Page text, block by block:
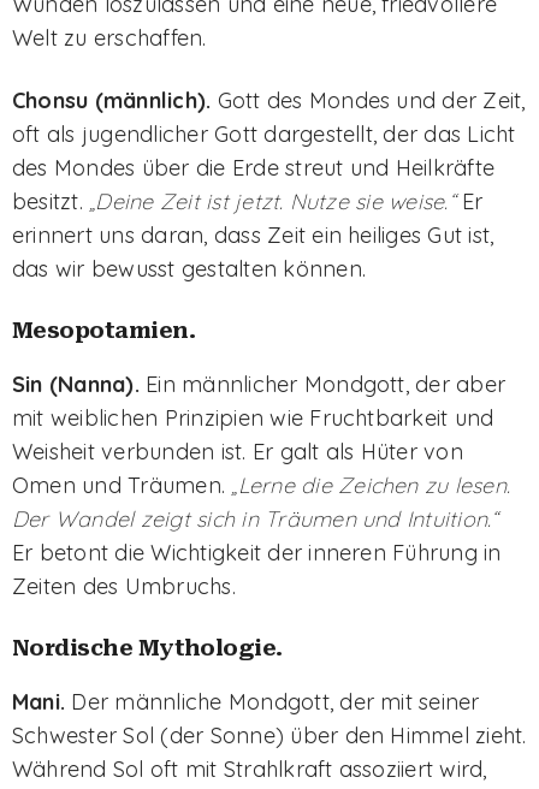
Welt zu erschaffen.
Chonsu (männlich). Gott des Mondes und der Zeit,
oft als jugendlicher Gott dargestellt, der das Licht
des Mondes über die Erde streut und Heilkräfte
besitzt. „Deine Zeit ist jetzt. Nutze sie weise.“Er
erinnert uns daran, dass Zeit ein heiliges Gut ist,
das wir bewusst gestalten können.
Mesopotamien.
Sin (Nanna). Ein männlicher Mondgott, der aber
mit weiblichen Prinzipien wie Fruchtbarkeit und
Weisheit verbunden ist. Er galt als Hüter von
Omen und Träumen. „Lerne die Zeichen zu lesen.
Der Wandel zeigt sich in Träumen und Intuition.“
Er betont die Wichtigkeit der inneren Führung in
Zeiten des Umbruchs.
Nordische Mythologie.
Mani. Der männliche Mondgott, der mit seiner
Schwester Sol (der Sonne) über den Himmel zieht.
Während Sol oft mit Strahlkraft assoziiert wird,